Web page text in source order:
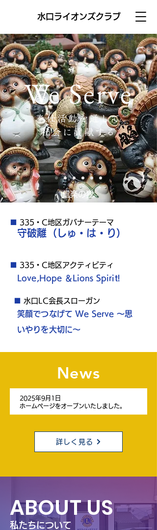
水口ライオンズクラブ
信楽の狸
We Serve
奉仕活動を通して
社会に貢献する
守破離（しゅ・は・り）
335・C地区ガバナーテーマ
335・C地区アクティビティ
Love,Hope ＆Lions Spirit!
水口LC会長スローガン
笑顔でつなげて We Serve ～思
いやりを大切に～
News
2025年9月1日
ホームページをオープンいたしました。
詳しく見る
ABOUT US
私たちについて